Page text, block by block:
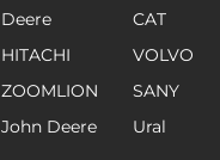
Deere
CAT
HITACHI
VOLVO
ZOOMLION
SANY
John Deere
Ural